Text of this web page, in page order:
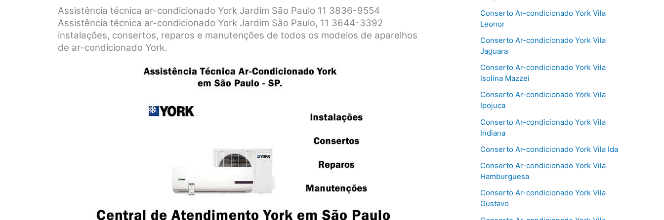
Assistência técnica ar-condicionado York Jardim São Paulo 11 3836-9554
Assistência técnica ar-condicionado York Jardim São Paulo, 11 3644-3392
instalações, consertos, reparos e manutenções de todos os modelos de aparelhos
de ar-condicionado York.
Conserto Ar-condicionado York Vila
Leonor
Conserto Ar-condicionado York Vila
Jaguara
Conserto Ar-condicionado York Vila
Isolina Mazzei
Conserto Ar-condicionado York Vila
Ipojuca
Conserto Ar-condicionado York Vila
Indiana
Conserto Ar-condicionado York Vila Ida
Conserto Ar-condicionado York Vila
Hamburguesa
Conserto Ar-condicionado York Vila
Gustavo